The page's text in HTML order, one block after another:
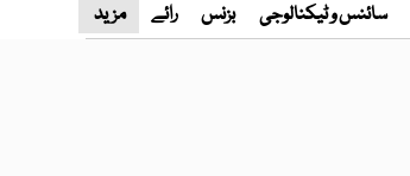
سائنس و ٹیکنالوجی بزنس رائے مزید